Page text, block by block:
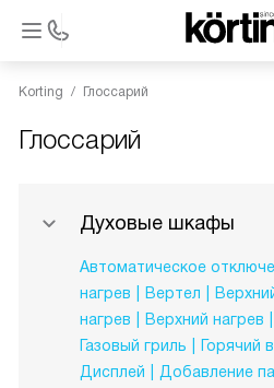
Korting Глоссарий
Глоссарий
Духовые шкафы
Автоматическое
нагрев
Вертел
нагрев
Верхний нагрев
Газовый гриль
Горячий
Дисплей
Добавление